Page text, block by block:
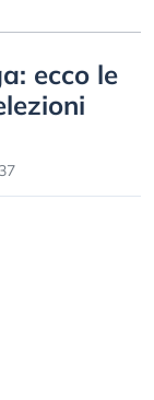
ecco le